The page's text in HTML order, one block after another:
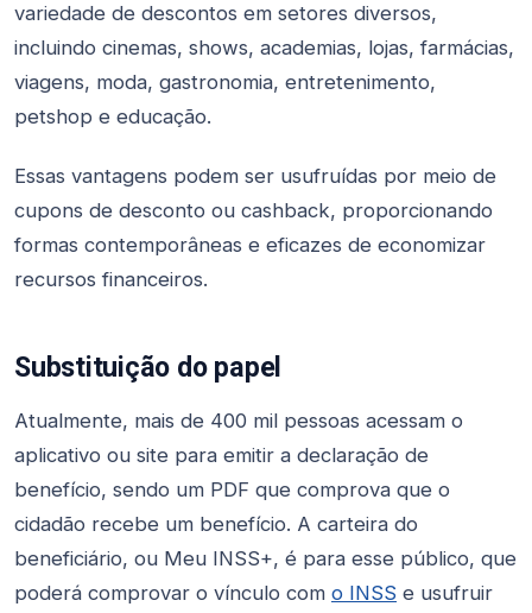
variedade de descontos em setores diversos,
incluindo cinemas, shows, academias, lojas, farmácias,
viagens, moda, gastronomia, entretenimento,
petshop e educação.
Essas vantagens podem ser usufruídas por meio de
cupons de desconto ou cashback, proporcionando
formas contemporâneas e eficazes de economizar
recursos financeiros.
Substituição do papel
Atualmente, mais de 400 mil pessoas acessam o
aplicativo ou site para emitir a declaração de
benefício, sendo um PDF que comprova que o
cidadão recebe um benefício. A carteira do
beneficiário, ou Meu INSS+, é para esse público, que
poderá comprovar o vínculo com o INSS e usufruir